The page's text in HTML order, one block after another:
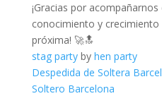
¡Gracias por
⁤conocimiento y crecimiento
‍próxima! ⁢🚀🔝
stag partyby hen party
Despedida de Soltera
Soltero Barcelona